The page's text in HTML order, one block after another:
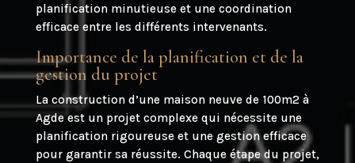
planification minutieuse et une coordination
efficace entre les différents intervenants.
Importance de la planification et de la
gestion du projet
La construction d’une maison neuve de 100m2 à
Agde est un projet complexe qui nécessite une
planification rigoureuse et une gestion efficace
pour garantir sa réussite. Chaque étape du projet,